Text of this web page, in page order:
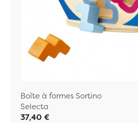
Boîte à formes Sortino
Selecta
37,40 €